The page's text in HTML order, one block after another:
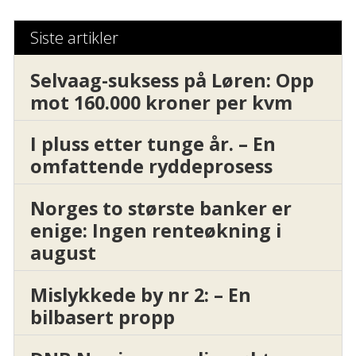
Siste artikler
Selvaag-suksess på Løren: Opp
mot 160.000 kroner per kvm
I pluss etter tunge år. – En
omfattende ryddeprosess
Norges to største banker er
enige: Ingen renteøkning i
august
Mislykkede by nr 2: – En
bilbasert propp